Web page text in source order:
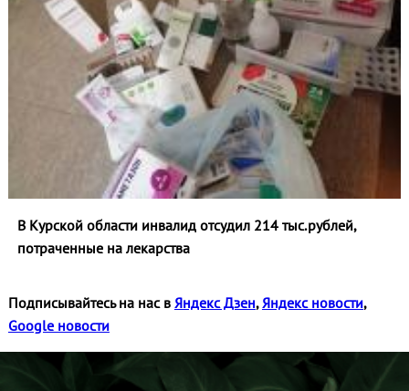
В Курской области инвалид отсудил 214 тыс.рублей,
потраченные на лекарства
Подписывайтесь на нас в Яндекс Дзен, Яндекс новости,
Google новости